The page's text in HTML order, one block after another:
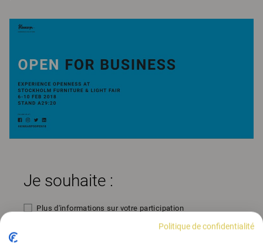
Je souhaite :
Plus d'informations sur votre participation
Politique de confidentialité